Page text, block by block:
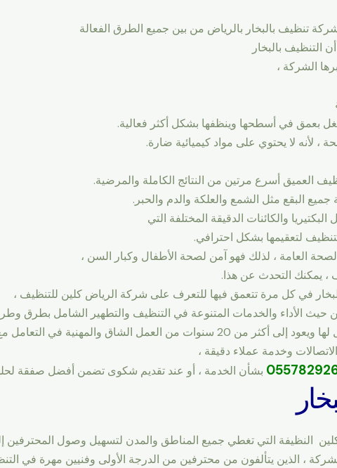
تنظيف بالبخار بالرياض من بين جميع الطرق الفعالة
التنظيف بالبخار
الشركة ،
بعمق في أسطحها وينظفها بشكل أكثر فعالية.
، لأنه لا يحتوي على مواد كيميائية ضارة.
العميق أسرع مرتين من النتائج الكاملة والمرضية.
جميع البقع مثل الشمع والعلكة والدم والحبر.
والكائنات الدقيقة المختلفة التي
لتعقيمها بشكل احترافي.
العامة ، لذلك فهو آمن لصحة الأطفال وكبار السن ،
، يمكنك التحدث عن هذا.
في كل مرة تتعمق فيها للتعرف على شركة الرياض كلين للتنظيف ،
حيث الأداء والخدمات المتنوعة في التنظيف والتطهير الشامل بطرق
في التعامل مع مهام التنظيف في أشكال مختلفة.
وخدمة عملاء دقيقة ،
بشأن الخدمة ، أو عند تقديم شكوى تضمن أفضل صفقة
النظيفة التي تغطي جميع المناطق والمدن لتسهيل وصول المحترفين
، الذين يتألفون من محترفين من الدرجة الأولى وفنيين مهرة في